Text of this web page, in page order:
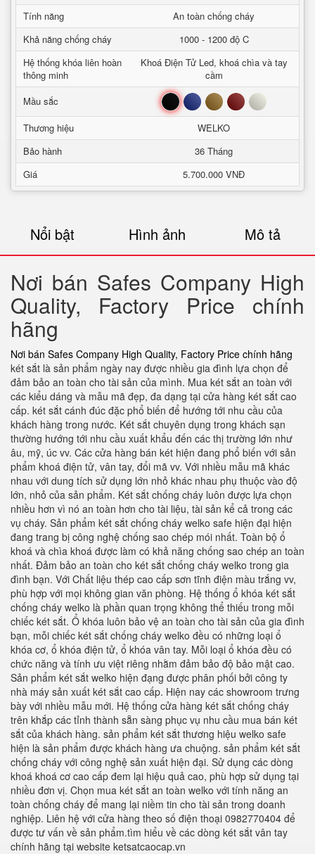
Tính năng
An toàn chống cháy
Khả năng chống cháy
1000 - 1200 độ C
Hệ thống khóa liên hoàn
thông minh
Khoá Điện Tử Led, khoá chìa và tay
cầm
Mầu sắc
Đen Xanh Nâu Đỏ Trắng
Thương hiệu
WELKO
Bảo hành
36 Tháng
Giá
5.700.000 VNĐ
Nổi bật Hình ảnh Mô tả
Nơi bán Safes Company High
Quality, Factory Price chính
hãng
Nơi bán Safes Company High Quality, Factory Price chính hãng
két sắt là sản phẩm ngày nay được nhiều gia đình lựa chọn để
đảm bảo an toàn cho tài sản của mình. Mua két sắt an toàn với
các kiểu dáng và mẫu mã đẹp, đa dạng tại cửa hàng két sắt cao
cấp. két sắt cánh đúc đặc phổ biến để hướng tới nhu cầu của
khách hàng trong nước. Két sắt chuyên dụng trong khách sạn
thường hướng tới nhu cầu xuất khẩu đến các thị trường lớn như
âu, mỹ, úc vv. Các cửa hàng bán két hiện đang phổ biến với sản
phẩm khoá điện tử, vân tay, đổi mã vv. Với nhiều mẫu mã khác
nhau với dung tích sử dụng lớn nhỏ khác nhau phụ thuộc vào độ
lớn, nhỏ của sản phẩm. Két sắt chống cháy luôn được lựa chọn
nhiều hơn vì nó an toàn hơn cho tài liệu, tài sản kể cả trong các
vụ cháy. Sản phẩm két sắt chống cháy welko safe hiện đại hiện
đang trang bị công nghệ chống sao chép mói nhất. Toàn bộ ổ
khoá và chìa khoá được làm có khả năng chống sao chép an toàn
nhất. Đảm bảo an toàn cho két sắt chống cháy welko trong gia
đình bạn. Với Chất liệu thép cao cấp sơn tĩnh điện màu trắng vv,
phù hợp với mọi không gian văn phòng. Hệ thống ổ khóa két sắt
chống cháy welko là phần quan trọng không thể thiếu trong mỗi
chiếc két sắt. Ổ khóa luôn bảo vệ an toàn cho tài sản của gia đình
bạn, mỗi chiếc két sắt chống cháy welko đều có những loại ổ
khóa cơ, ổ khóa điện tử, ổ khóa vân tay. Mỗi loại ổ khóa đều có
chức năng và tính ưu việt riêng nhằm đảm bảo độ bảo mật cao.
Sản phẩm két sắt welko hiện đạng được phân phối bởi công ty
nhà máy sản xuất két sắt cao cấp. Hiện nay các showroom trưng
bày với nhiều mẫu mới. Hệ thống cửa hàng két sắt chống cháy
trên khắp các tỉnh thành sẵn sàng phục vụ nhu cầu mua bán két
sắt của khách hàng. sản phẩm két sắt thương hiệu welko safe
hiện là sản phẩm được khách hàng ưa chuộng. sản phẩm két sắt
chống cháy với công nghệ sản xuất hiện đại. Sử dụng các dòng
khoá khoá cơ cao cấp đem lại hiệu quả cao, phù hợp sử dụng tại
nhiều đơn vị. Chọn mua két sắt an toàn welko với tính năng an
toàn chống cháy để mang lại niềm tin cho tài sản trong doanh
nghiệp. Liên hệ với cửa hàng theo số điện thoại 0982770404 để
được tư vấn về sản phẩm.tìm hiểu về các dòng két sắt vân tay
chính hãng tại website ketsatcaocap.vn